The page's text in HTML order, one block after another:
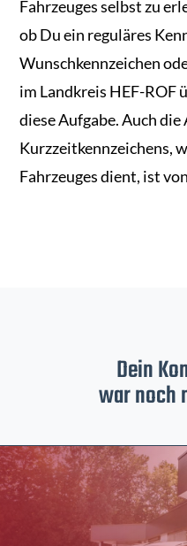
Fahrzeuges selbst zu
ob Du ein reguläres
Wunschkennzeichen
im Landkreis HEF-ROF
diese Aufgabe. Auch
Kurzzeitkennzeichens,
Fahrzeuges dient, ist
Dein
war noch